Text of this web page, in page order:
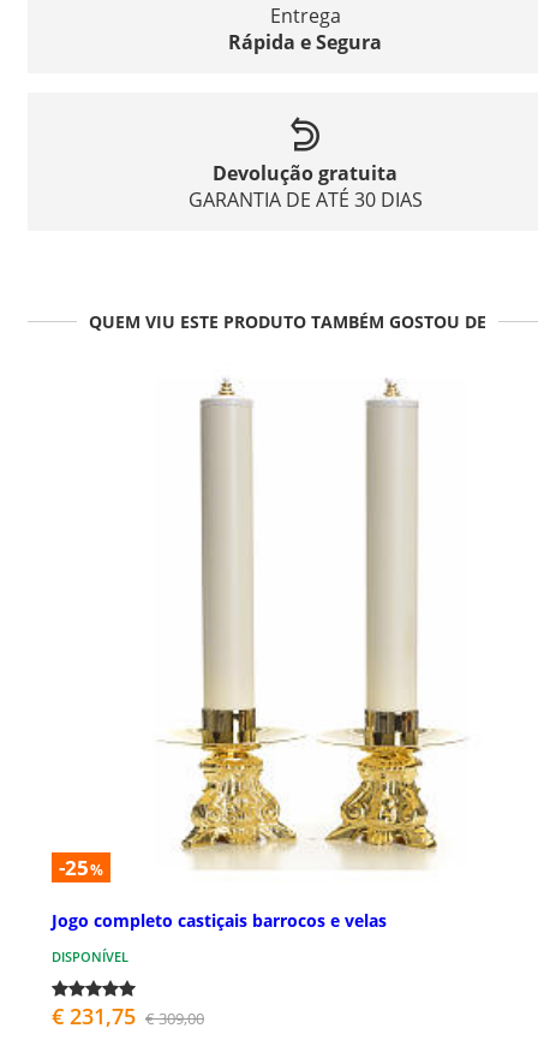
Entrega
Rápida e Segura
Devolução gratuita
GARANTIA DE ATÉ 30 DIAS
QUEM VIU ESTE PRODUTO TAMBÉM GOSTOU DE
-25%
Jogo completo castiçais barrocos e velas
DISPONÍVEL
€ 231,75 € 309,00